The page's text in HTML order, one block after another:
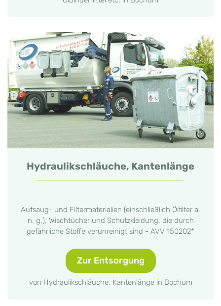
Hydraulikschläuche, Kantenlänge
Aufsaug- und Filtermaterialien (einschließlich Ölfilter a.
n. g.), Wischtücher und Schutzkleidung, die durch
gefährliche Stoffe verunreinigt sind - AVV 150202*
Zur Entsorgung
von Hydraulikschläuche, Kantenlänge in Bochum